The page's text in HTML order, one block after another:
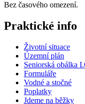
Bez časového omezení.
Praktické info
Životní situace
Územní plán
Seniorská obálka
Formuláře
Vodné a stočné
Poplatky
Jdeme na běžky